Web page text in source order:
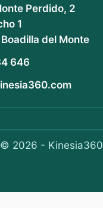
Perdido, 2
1
del Monte
646
© 2026 - Kinesia360